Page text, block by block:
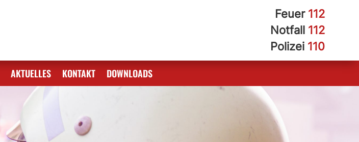
Feuer 112
Notfall 112
Polizei 110
AKTUELLES KONTAKT DOWNLOADS